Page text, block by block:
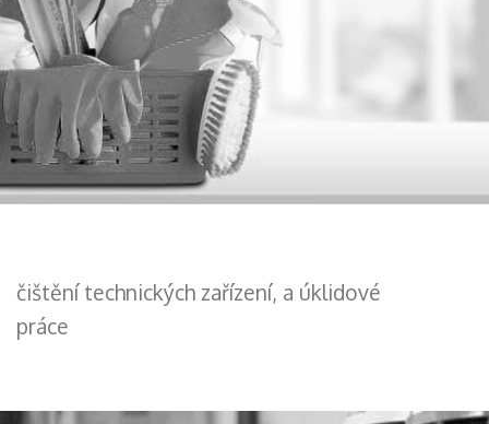
čištění technických zařízení, a úklidové
práce